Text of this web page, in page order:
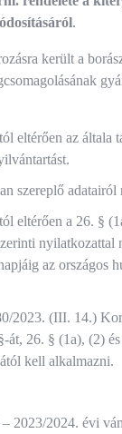
.
került a
eltérően az általa
szereplő adatairól
eltérően a 26. §
nyilatkozattal
az országos
2023. (III. 14.)
26. § (1a), (2) és
kell alkalmazni.
2023/2024. évi